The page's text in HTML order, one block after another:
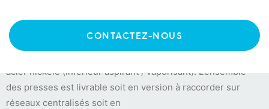
CONTACTEZ-NOUS
avec molleton et housse (plateau supérieur vaporisant,
plateau inférieur vaporisant/ aspirant, et aussi soufflant sur
acier nickelé (inférieur aspirant / vaporisant). L’ensemble
des presses est livrable soit en version à raccorder sur
réseaux centralisés soit en